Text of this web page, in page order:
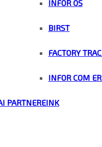
INFOR OS
BIRST
FACTORY
INFOR COM
PARTNEREINK